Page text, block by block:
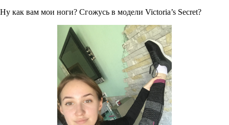
Ну как вам мои ноги? Сгожусь в модели Victoria’s Secret?